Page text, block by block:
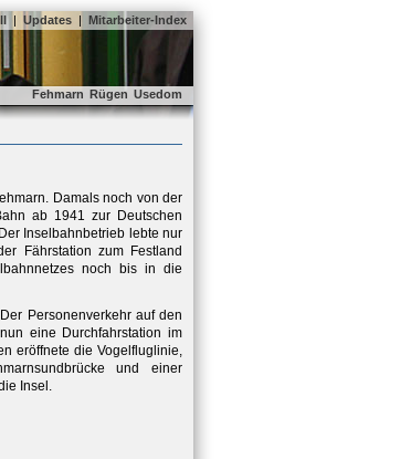
| Updates | Mitarbeiter-Index
Fehmarn Rügen Usedom
Damals noch von der
ab 1941 zur Deutschen
Inselbahnbetrieb lebte nur
Fährstation zum Festland
noch bis in die
Personenverkehr auf den
eine Durchfahrstation im
eröffnete die Vogelfluglinie,
und einer
Insel.